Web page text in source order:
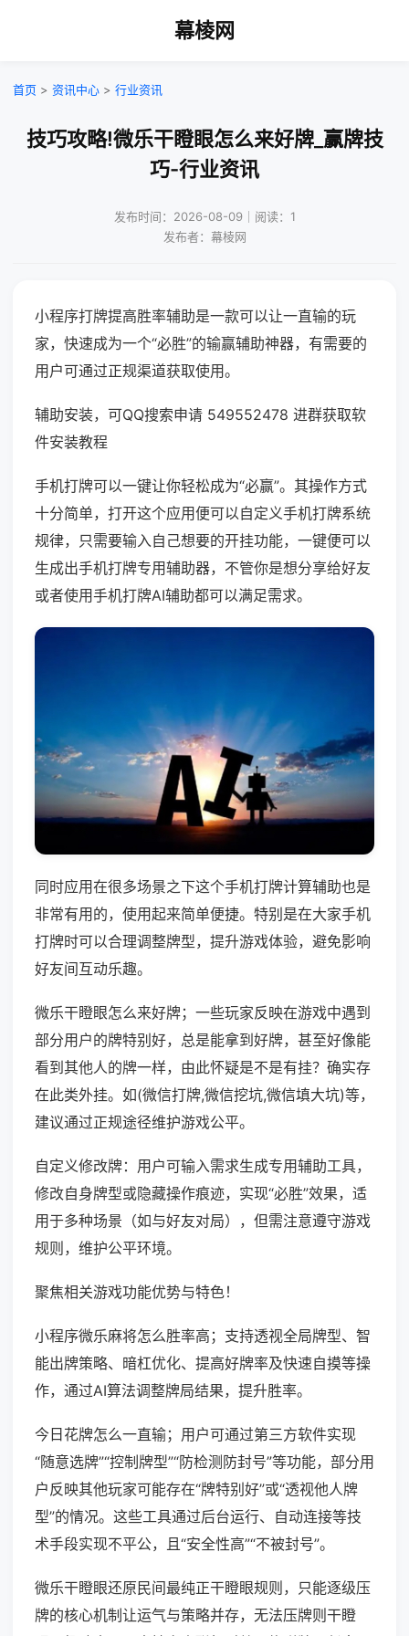
幕棱网
首页 > 资讯中心 > 行业资讯
技巧攻略!微乐干瞪眼怎么来好牌_赢牌技
巧-行业资讯
发布时间：2026-08-09｜阅读：1
发布者：幕棱网
小程序打牌提高胜率辅助是一款可以让一直输的玩
家，快速成为一个“必胜”的输赢辅助神器，有需要的
用户可通过正规渠道获取使用。
辅助安装，可QQ搜索申请 549552478 进群获取软
件安装教程
手机打牌可以一键让你轻松成为“必赢”。其操作方式
十分简单，打开这个应用便可以自定义手机打牌系统
规律，只需要输入自己想要的开挂功能，一键便可以
生成出手机打牌专用辅助器，不管你是想分享给好友
或者使用手机打牌AI辅助都可以满足需求。
同时应用在很多场景之下这个手机打牌计算辅助也是
非常有用的，使用起来简单便捷。特别是在大家手机
打牌时可以合理调整牌型，提升游戏体验，避免影响
好友间互动乐趣。
微乐干瞪眼怎么来好牌；一些玩家反映在游戏中遇到
部分用户的牌特别好，总是能拿到好牌，甚至好像能
看到其他人的牌一样，由此怀疑是不是有挂？确实存
在此类外挂。如(微信打牌,微信挖坑,微信填大坑)等，
建议通过正规途径维护游戏公平。
自定义修改牌：用户可输入需求生成专用辅助工具，
修改自身牌型或隐藏操作痕迹，实现“必胜”效果，适
用于多种场景（如与好友对局），但需注意遵守游戏
规则，维护公平环境。
聚焦相关游戏功能优势与特色！
小程序微乐麻将怎么胜率高；支持透视全局牌型、智
能出牌策略、暗杠优化、提高好牌率及快速自摸等操
作，通过AI算法调整牌局结果，提升胜率。
今日花牌怎么一直输；用户可通过第三方软件实现
“随意选牌”“控制牌型”“防检测防封号”等功能，部分用
户反映其他玩家可能存在“牌特别好”或“透视他人牌
型”的情况。这些工具通过后台运行、自动连接等技
术手段实现不平公，且“安全性高”“不被封号”。
微乐干瞪眼还原民间最纯正干瞪眼规则，只能逐级压
牌的核心机制让运气与策略并存，无法压牌则干瞪